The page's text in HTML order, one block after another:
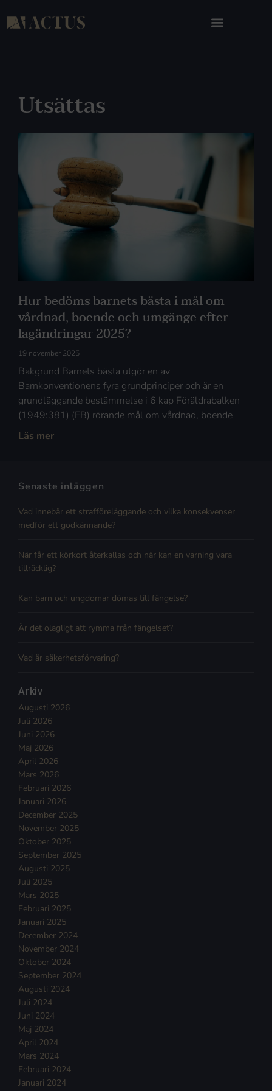
Utsättas
Hur bedöms barnets bästa i mål om
vårdnad, boende och umgänge efter
lagändringar 2025?
19 november 2025
Bakgrund Barnets bästa utgör en av
Barnkonventionens fyra grundprinciper och är en
grundläggande bestämmelse i 6 kap Föräldrabalken
(1949:381) (FB) rörande mål om vårdnad, boende
Läs mer
Senaste inläggen
Vad innebär ett strafföreläggande och vilka konsekvenser
medför ett godkännande?
När får ett körkort återkallas och när kan en varning vara
tillräcklig?
Kan barn och ungdomar dömas till fängelse?
Är det olagligt att rymma från fängelset?
Vad är säkerhetsförvaring?
Arkiv
Augusti 2026
Juli 2026
Juni 2026
Maj 2026
April 2026
Mars 2026
Februari 2026
Januari 2026
December 2025
November 2025
Oktober 2025
September 2025
Augusti 2025
Juli 2025
Mars 2025
Februari 2025
Januari 2025
December 2024
November 2024
Oktober 2024
September 2024
Augusti 2024
Juli 2024
Juni 2024
Maj 2024
April 2024
Mars 2024
Februari 2024
Januari 2024